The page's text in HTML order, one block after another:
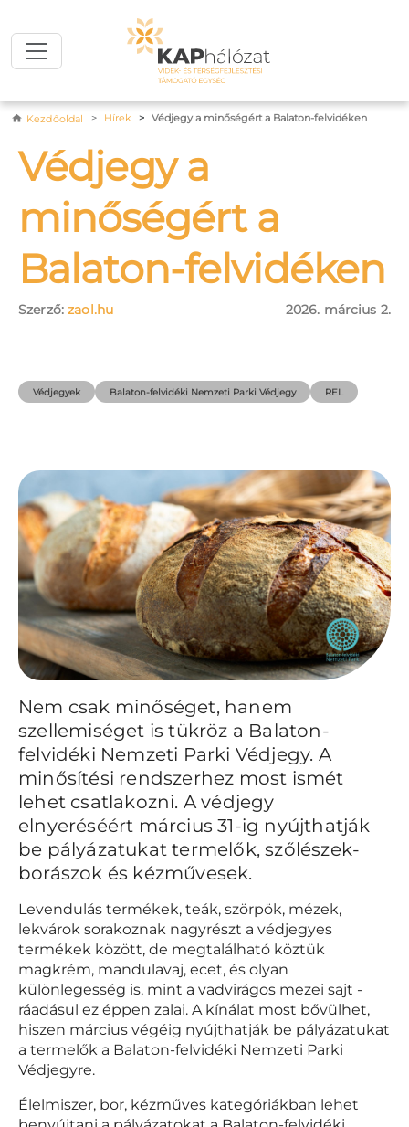
Morzsa
Kezdőoldal Hírek Védjegy a minőségért a Balaton-felvidéken
Védjegy a
minőségért a
Balaton-felvidéken
Szerző: zaol.hu 2026. március 2.
Védjegyek Balaton-felvidéki Nemzeti Parki Védjegy REL
Nem csak minőséget, hanem
szellemiséget is tükröz a Balaton-
felvidéki Nemzeti Parki Védjegy. A
minősítési rendszerhez most ismét
lehet csatlakozni. A védjegy
elnyeréséért március 31-ig nyújthatják
be pályázatukat termelők, szőlészek-
borászok és kézművesek.
Levendulás termékek, teák, szörpök, mézek,
lekvárok sorakoznak nagyrészt a védjegyes
termékek között, de megtalálható köztük
magkrém, mandulavaj, ecet, és olyan
különlegesség is, mint a vadvirágos mezei sajt -
ráadásul ez éppen zalai. A kínálat most bővülhet,
hiszen március végéig nyújthatják be pályázatukat
a termelők a Balaton-felvidéki Nemzeti Parki
Védjegyre.
Élelmiszer, bor, kézműves kategóriákban lehet